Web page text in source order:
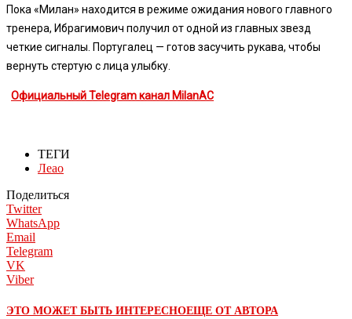
Пока «Милан» находится в режиме ожидания нового главного
тренера, Ибрагимович получил от одной из главных звезд
четкие сигналы. Португалец — готов засучить рукава, чтобы
вернуть стертую с лица улыбку.
Официальный Telegram канал MilanAC
ТЕГИ
Леао
Поделиться
Twitter
WhatsApp
Email
Telegram
VK
Viber
ЭТО МОЖЕТ БЫТЬ ИНТЕРЕСНОЕЩЕ ОТ АВТОРА